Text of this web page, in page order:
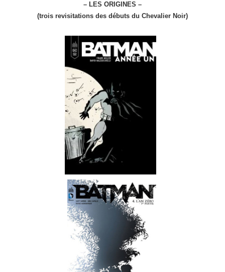
– LES ORIGINES –
(trois revisitations des débuts du Chevalier Noir)